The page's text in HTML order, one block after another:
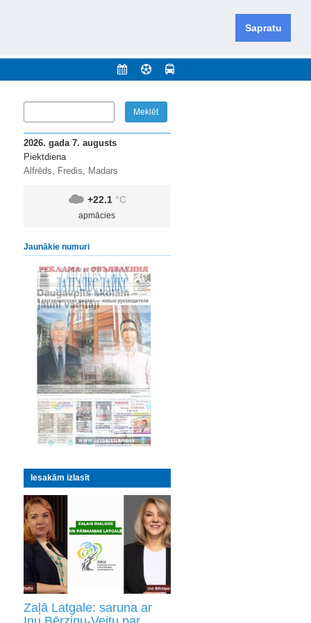
Sapratu
novadu un apkārtējos novadus un pilsētas.
2026. gada 7. augusts
Piektdiena
Alfrēds, Fredis, Madars
+22.1 °C
apmācies
Jaunākie numuri
Iesakām izlasīt
Zaļā Latgale: saruna ar